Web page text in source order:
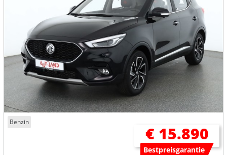
Benzin
€ 15.890
Bestpreisgarantie